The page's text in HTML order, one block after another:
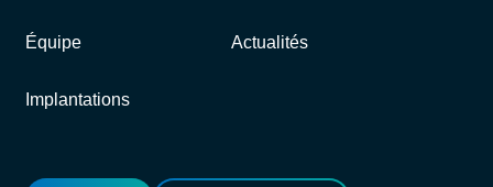
Équipe Actualités
Implantations